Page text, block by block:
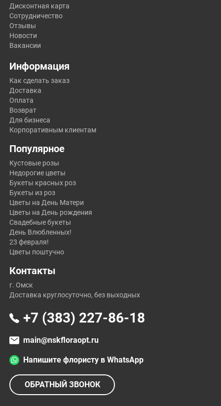
Дисконтная карта
Сотрудничество
Отзывы
Новости
Вакансии
Информация
Как сделать заказ
Доставка
Оплата
Возврат
Для бизнеса
Корпоративным клиентам
Популярное
Кустовые розы
Недорогие цветы
Букеты красных роз
Букеты из роз
Цветы на День Матери
Цветы на День рождения
Свадебные букеты
День Влюбленных!
23 февраля!
Цветы поштучно
Контакты
г. Омск
Доставка круглосуточно, без выходных
+7 (383) 227-86-18
main@nskfloraopt.ru
Напишите флористу в WhatsApp
ОБРАТНЫЙ ЗВОНОК